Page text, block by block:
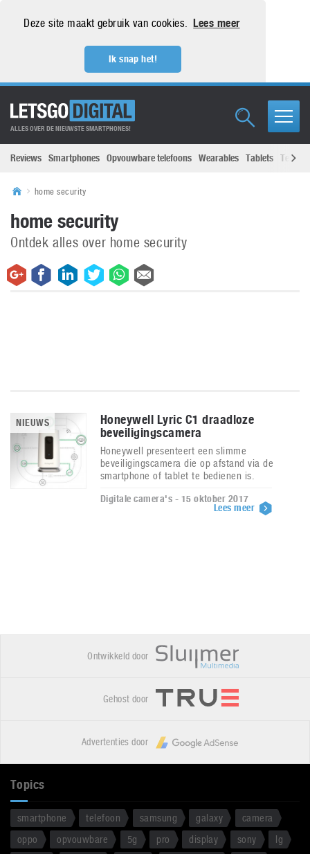
Deze site maakt gebruik van cookies. Lees meer
Ik snap het!
ALLES OVER DE NIEUWSTE SMARTPHONES!
Reviews Smartphones Opvouwbare telefoons Wearables Tablets
home security
home security
Ontdek alles over home security
NIEUWS
Honeywell Lyric C1 draadloze
beveiligingscamera
Honeywell presenteert een slimme
beveiligingscamera die op afstand via de
smartphone of tablet te bedienen is.
Digitale camera's - 15 oktober 2017
Lees meer
Ontwikkeld door
Gehost door
Advertenties door
Topics
smartphone telefoon samsung galaxy
camera
oppo
opvouwbare 5g pro display sony
lg